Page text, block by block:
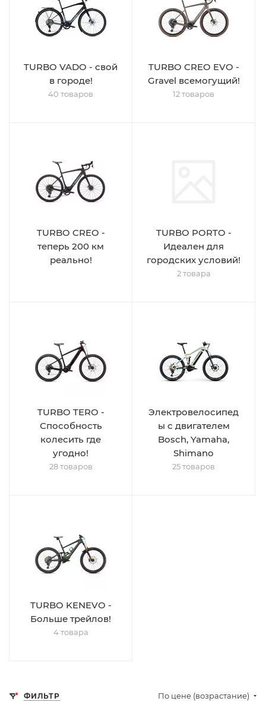
TURBO VADO - свой
в городе!
40 товаров
TURBO CREO EVO -
Gravel всемогущий!
12 товаров
TURBO CREO -
теперь 200 км
реально!
TURBO PORTO -
Идеален для
городских условий!
2 товара
TURBO TERO -
Способность
колесить где
угодно!
28 товаров
Электровелосипед
ы с двигателем
Bosch, Yamaha,
Shimano
25 товаров
TURBO KENEVO -
Больше трейлов!
4 товара
ФИЛЬТР По цене (возрастание)